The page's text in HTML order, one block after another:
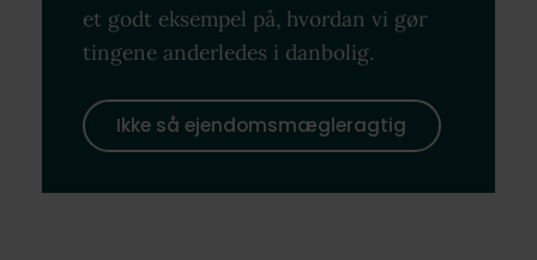
et godt eksempel på, hvordan vi gør
tingene anderledes i danbolig.
Ikke så ejendomsmægleragtig